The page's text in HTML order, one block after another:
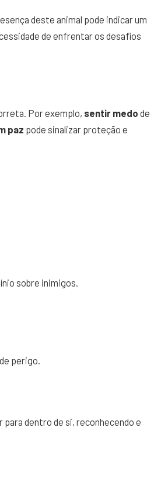
deste animal pode indicar um
de enfrentar os desafios
Por exemplo, sentir medo de
paz pode sinalizar proteção e
sobre inimigos.
perigo.
dentro de si, reconhecendo e